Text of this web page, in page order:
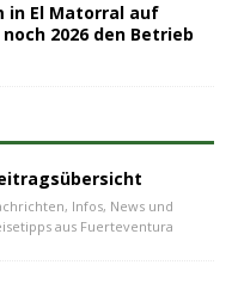
in El Matorral auf
2026 den Betrieb
Infos, News und
aus Fuerteventura